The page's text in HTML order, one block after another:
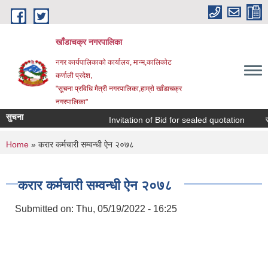
Skip to main content
खाँडाचक्र नगरपालिका
नगर कार्यपालिकाकाे कार्यालय, मान्म,कालिकाेट
क‍र्णाली प्रदेश,
"सूचना प्रविधि मैत्री नगरपालिका,हाम्राे खाँडाचक्र
नगरपालिका"
सुचना Invitation of Bid for sealed quotation
You are here
Home » करार कर्मचारी सम्वन्धी ऐन २०७८
करार कर्मचारी सम्वन्धी ऐन २०७८
Submitted on: Thu, 05/19/2022 - 16:25